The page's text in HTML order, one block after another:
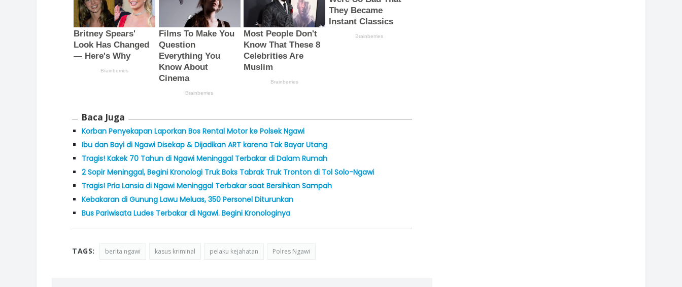
Baca Juga
Korban Penyekapan Laporkan Bos Rental Motor ke Polsek Ngawi
Ibu dan Bayi di Ngawi Disekap & Dijadikan ART karena Tak Bayar Utang
Tragis! Kakek 70 Tahun di Ngawi Meninggal Terbakar di Dalam Rumah
2 Sopir Meninggal, Begini Kronologi Truk Boks Tabrak Truk Tronton di Tol Solo-Ngawi
Tragis! Pria Lansia di Ngawi Meninggal Terbakar saat Bersihkan Sampah
Kebakaran di Gunung Lawu Meluas, 350 Personel Diturunkan
Bus Pariwisata Ludes Terbakar di Ngawi. Begini Kronologinya
TAGS: berita ngawi kasus kriminal pelaku kejahatan Polres Ngawi